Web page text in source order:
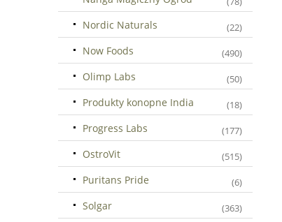
Nordic Naturals (22)
Now Foods (490)
Olimp Labs (50)
Produkty konopne India (18)
Progress Labs (177)
OstroVit (515)
Puritans Pride (6)
Solgar (363)